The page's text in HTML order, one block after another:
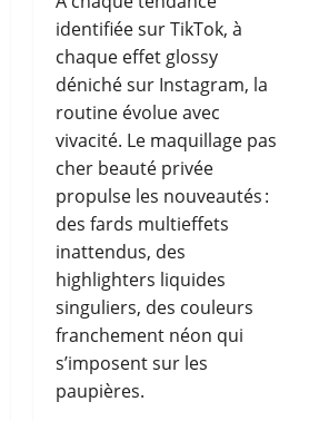
identifiée sur TikTok, à
chaque effet glossy
déniché sur Instagram, la
routine évolue avec
vivacité. Le maquillage pas
cher beauté privée
propulse les nouveautés :
des fards multieffets
inattendus, des
highlighters liquides
singuliers, des couleurs
franchement néon qui
s’imposent sur les
paupières.